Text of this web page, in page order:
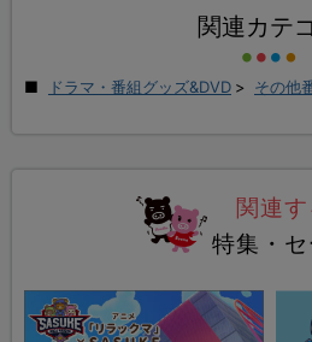
関連カテ
ドラマ・番組グッズ&DVD > その他
関連す
特集・